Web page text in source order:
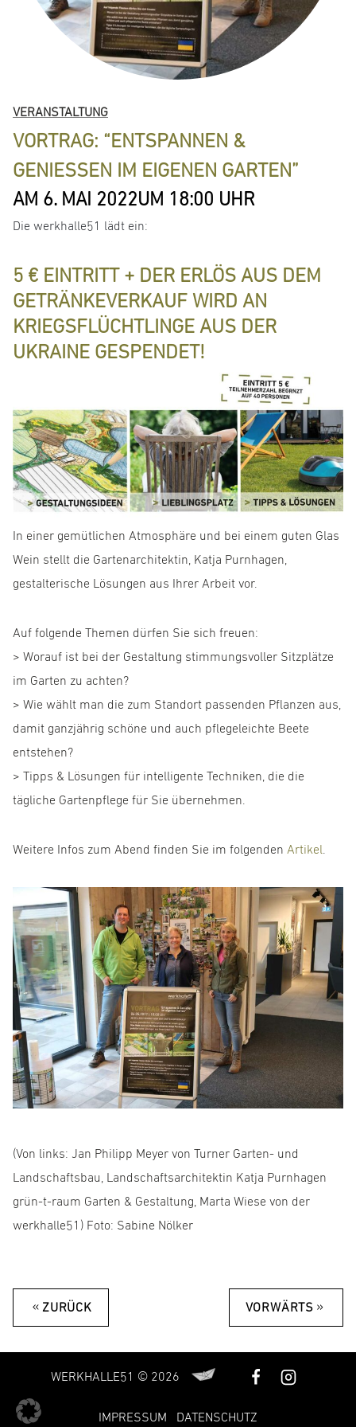
VERANSTALTUNG
VORTRAG: “ENTSPANNEN &
GENIESSEN IM EIGENEN GARTEN”
AM 6. MAI 2022UM 18:00 UHR
Die werkhalle51 lädt ein:
5 € EINTRITT + DER ERLÖS AUS DEM
GETRÄNKEVERKAUF WIRD AN
KRIEGSFLÜCHTLINGE AUS DER
UKRAINE GESPENDET!
In einer gemütlichen Atmosphäre und bei einem guten Glas
Wein stellt die Gartenarchitektin, Katja Purnhagen,
gestalterische Lösungen aus Ihrer Arbeit vor.
Auf folgende Themen dürfen Sie sich freuen:
> Worauf ist bei der Gestaltung stimmungsvoller Sitzplätze
im Garten zu achten?
> Wie wählt man die zum Standort passenden Pflanzen aus,
damit ganzjährig schöne und auch pflegeleichte Beete
entstehen?
> Tipps & Lösungen für intelligente Techniken, die die
tägliche Gartenpflege für Sie übernehmen.
Weitere Infos zum Abend finden Sie im folgenden Artikel.
(Von links: Jan Philipp Meyer von Turner Garten- und
Landschaftsbau, Landschaftsarchitektin Katja Purnhagen
grün-t-raum Garten & Gestaltung, Marta Wiese von der
werkhalle51) Foto: Sabine Nölker
« ZURÜCK VORWÄRTS »
WERKHALLE51 © 2026
IMPRESSUM DATENSCHUTZ